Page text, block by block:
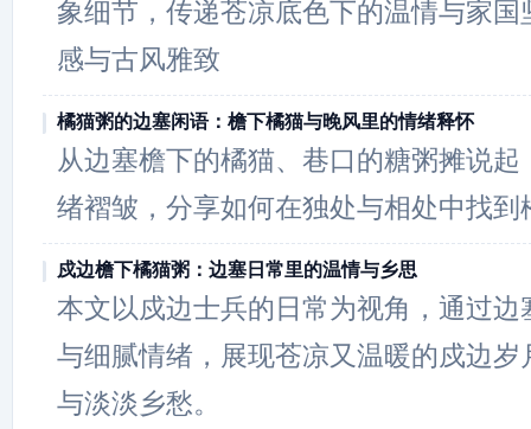
象细节，传递苍凉底色下的温情与家
感与古风雅致
橘猫粥的边塞闲语：檐下橘猫与晚风里的情绪释怀
从边塞檐下的橘猫、巷口的糖粥摊说
绪褶皱，分享如何在独处与相处中找到
戍边檐下橘猫粥：边塞日常里的温情与乡思
本文以戍边士兵的日常为视角，通过边
与细腻情绪，展现苍凉又温暖的戍边岁
与淡淡乡愁。